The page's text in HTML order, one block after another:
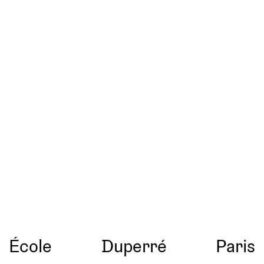
École Duperré Paris